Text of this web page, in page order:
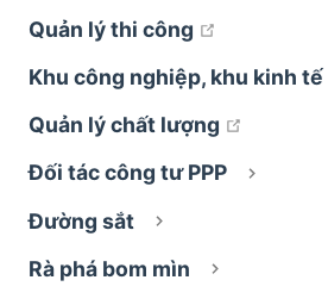
Quản lý thi công
Khu công nghiệp, khu kinh tế
Quản lý chất lượng
Đối tác công tư PPP
Đường sắt
Rà phá bom mìn